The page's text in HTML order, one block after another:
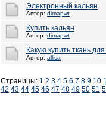
Электронный кальян
Автор: dimapwt
Купить кальян
Автор: dimapwt
Какую купить ткань
Автор: allisa
Страницы: 1 2 3 4 5 6 7 8 9 10
42 43 44 45 46 47 48 49 50 51